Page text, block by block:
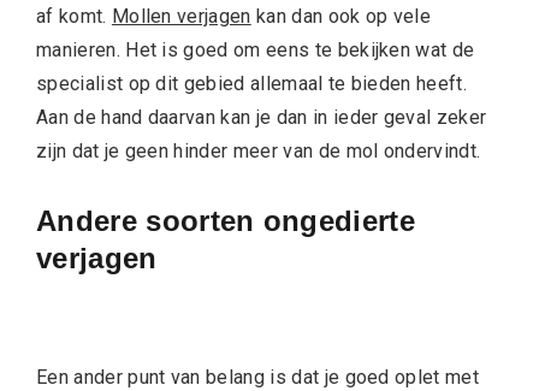
af komt. Mollen verjagen kan dan ook op vele
manieren. Het is goed om eens te bekijken wat de
specialist op dit gebied allemaal te bieden heeft.
Aan de hand daarvan kan je dan in ieder geval zeker
zijn dat je geen hinder meer van de mol ondervindt.
Andere soorten ongedierte
verjagen
Een ander punt van belang is dat je goed oplet met